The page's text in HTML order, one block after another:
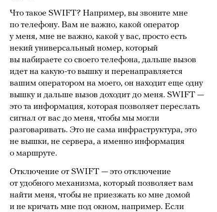
Что такое SWIFT? Например, вы звоните мне
по телефону. Вам не важно, какой оператор
у меня, мне не важно, какой у вас, просто есть
некий универсальный номер, который
вы набираете со своего телефона, дальше вызов
идет на какую-то вышку и перенаправляется
вашим оператором на моего, он находит еще одну
вышку и дальше вызов доходит до меня. SWIFT —
это та информация, которая позволяет переслать
сигнал от вас до меня, чтобы мы могли
разговаривать. Это не сама инфраструктура, это
не вышки, не сервера, а именно информация
о маршруте.
Отключение от SWIFT — это отключение
от удобного механизма, который позволяет вам
найти меня, чтобы не приезжать ко мне домой
и не кричать мне под окном, например. Если